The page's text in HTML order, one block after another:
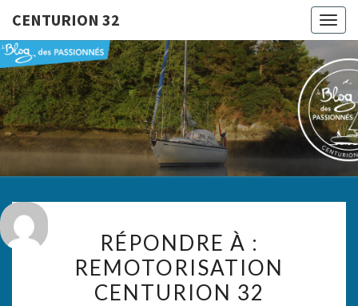
CENTURION 32
32
Le Blog
Des
Passionnés
À :
REMOTORISATION
CENTURION
RÉPONDRE À :
REMOTORISATION
CENTURION 32